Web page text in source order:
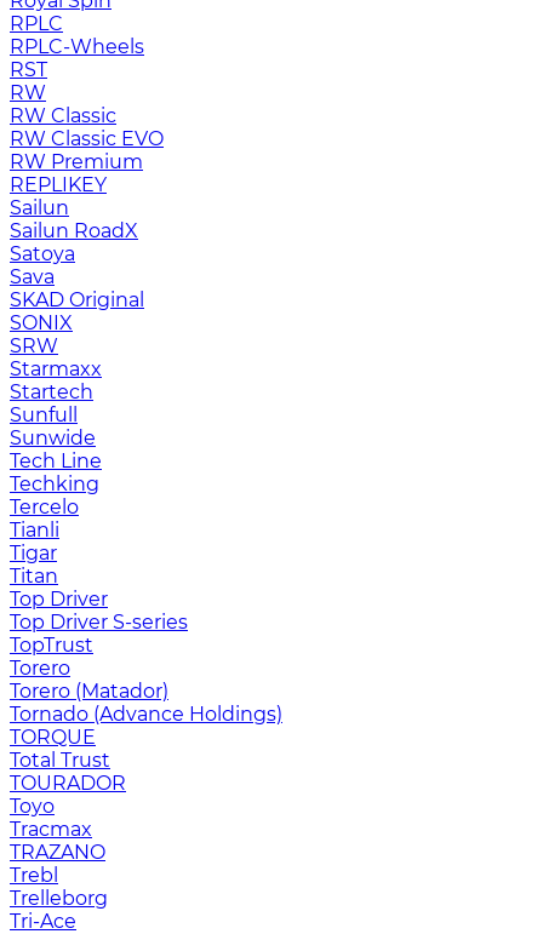
RPLC
RPLC-Wheels
RST
RW
RW Classic
RW Classic EVO
RW Premium
RЕPLIKEY
Sailun
Sailun RoadX
Satoya
Sava
SKAD Original
SONIX
SRW
Starmaxx
Startech
Sunfull
Sunwide
Tech Line
Techking
Tercelo
Tianli
Tigar
Titan
Top Driver
Top Driver S-series
TopTrust
Torero
Torero (Matador)
Tornado (Advance Holdings)
TORQUE
Total Trust
TOURADOR
Toyo
Tracmax
TRAZANO
Trebl
Trelleborg
Tri-Ace